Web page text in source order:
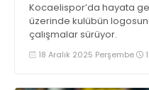
Kocaelispor’da hayata
üzerinde kulübün
çalışmalar sürüyor.
18 Aralık 2025 Perşembe